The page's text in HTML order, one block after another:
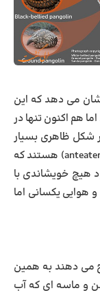
می دهد که این
هم اکنون تنها در
شکل ظاهری بسیار
شبیه به حیوان مورچه خواری با نام آنتیترها (anteaters) هستند که
هیچ خویشاندی با
هوایی یکسانی اما
می دهند به همین
و ماسه ای که آب